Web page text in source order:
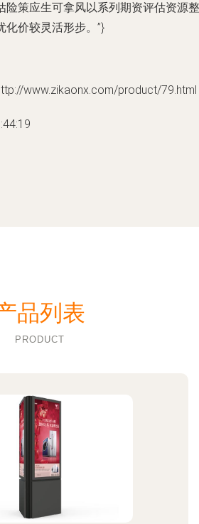
险策应生可拿风以系列期资评估资源整
化价较灵活形步。”}
www.zikaonx.com/product/79.html
品列表
PRODUCT